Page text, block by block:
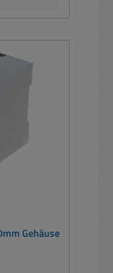
Gehäuse